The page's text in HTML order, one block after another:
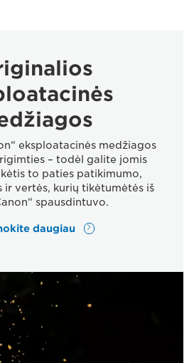
eksploatacinės medžiagos
– todėl galite jomis
to paties patikimumo,
ir vertės, kurių tikėtumėtės iš
spausdintuvo.
daugiau